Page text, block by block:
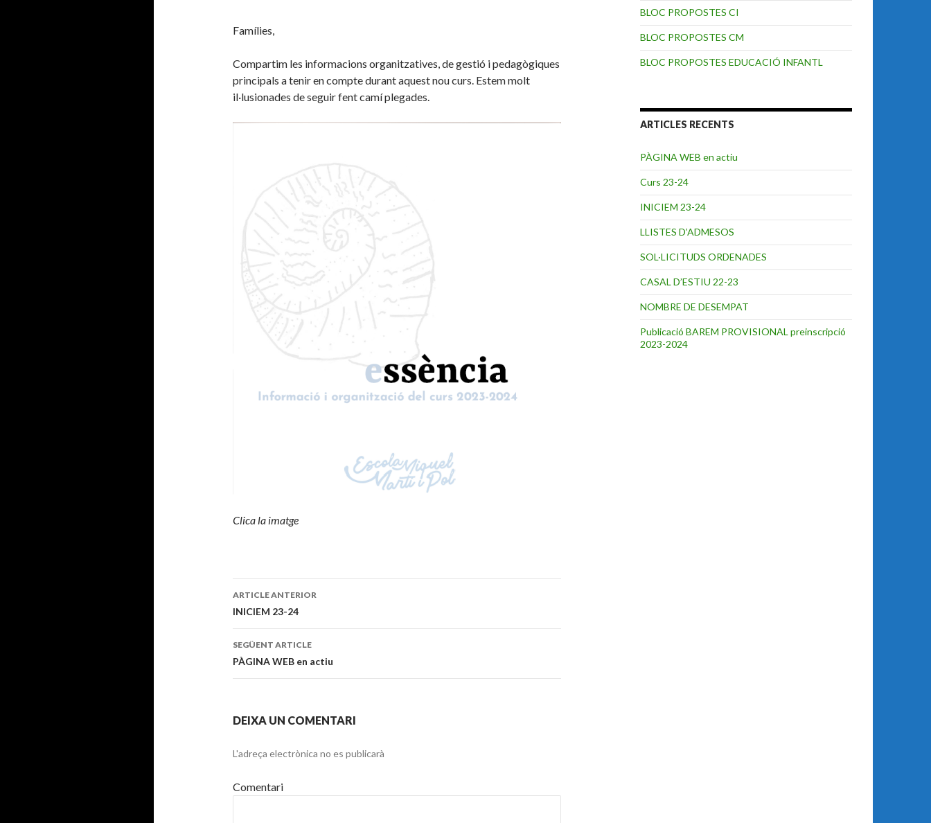
Famílies,
Compartim les informacions organitzatives, de gestió i pedagògiques
principals a tenir en compte durant aquest nou curs. Estem molt
il·lusionades de seguir fent camí plegades.
Clica la imatge
Navegació
pels
articles
ARTICLE ANTERIOR
INICIEM 23-24
SEGÜENT ARTICLE
PÀGINA WEB en actiu
DEIXA UN COMENTARI
L'adreça electrònica no es publicarà
Comentari
BLOC PROPOSTES CI
BLOC PROPOSTES CM
BLOC PROPOSTES EDUCACIÓ INFANTL
ARTICLES RECENTS
PÀGINA WEB en actiu
Curs 23-24
INICIEM 23-24
LLISTES D’ADMESOS
SOL·LICITUDS ORDENADES
CASAL D’ESTIU 22-23
NOMBRE DE DESEMPAT
Publicació BAREM PROVISIONAL preinscripció
2023-2024